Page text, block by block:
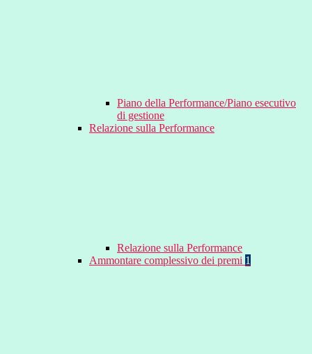
Piano della Performance/Piano esecutivo
di gestione
Relazione sulla Performance
Relazione sulla Performance
Ammontare complessivo dei premi 1